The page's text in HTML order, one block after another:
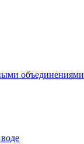
объединениями